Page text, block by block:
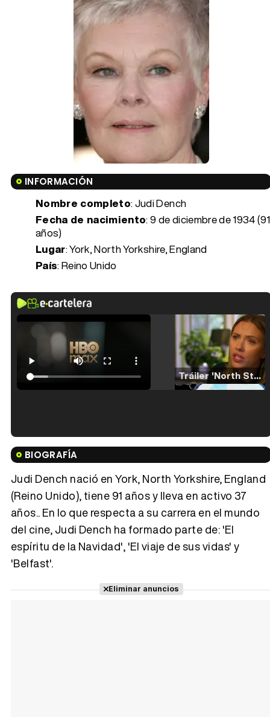
INFORMACIÓN
Nombre completo: Judi Dench
Fecha de nacimiento:9 de diciembre de 1934 (91
años)
Lugar: York, North Yorkshire, England
País: Reino Unido
Tráiler 'North Star' (2023)
Tráiler en español de 'La isla olvidada'
Tráiler 'Vida perra' (2026)
BIOGRAFÍA
Judi Dench nació en York, North Yorkshire, England
(Reino Unido), tiene 91 años y lleva en activo 37
años.. En lo que respecta a su carrera en el mundo
del cine, Judi Dench ha formado parte de: 'El
espíritu de la Navidad', 'El viaje de sus vidas' y
'Belfast'.
Eliminar anuncios